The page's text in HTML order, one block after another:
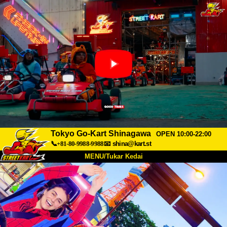
Tokyo Go-Kart Shinagawa
OPEN 10:00-22:00
📞+81-80-9988-9988📧 shina@kart.st
MENU/Tukar Kedai
UTAMA
Tentang Spesifikasi Harga
Akses Suara Soalan Lazim